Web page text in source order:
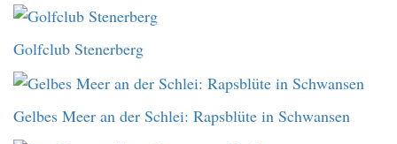
Golfclub Stenerberg
Gelbes Meer an der Schlei: Rapsblüte in Schwansen